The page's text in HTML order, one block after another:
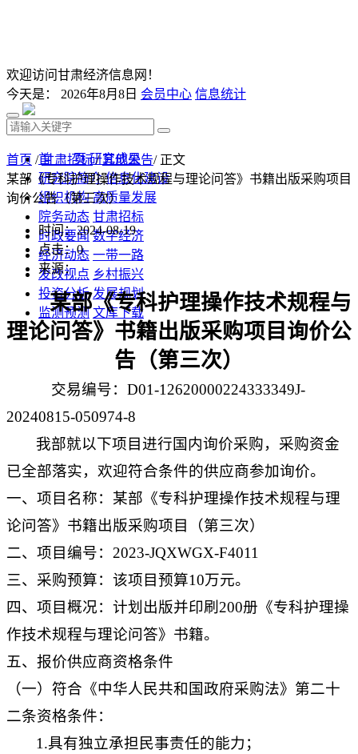
欢迎访问甘肃经济信息网！
今天是： 2026年8月8日 会员中心 信息统计
首 页 研究成果
研究院简介 信息化建设
组织机构 高质量发展
院务动态 甘肃招标
时政要闻 数字经济
经济动态 一带一路
发改视点 乡村振兴
投资分析 发展规划
监测预测 文库下载
首页 /甘肃招标/其他公告/ 正文
某部《专科护理操作技术规程与理论问答》书籍出版采购项目
询价公告（第三次）
时间：2024-08-19
点击：0
来源：
某部《专科护理操作技术规程与
理论问答》书籍出版采购项目询价公
告（第三次）
交易编号： D01-12620000224333349J-
20240815-050974-8
我部就以下项目进行国内询价采购，采购资金
已全部落实，欢迎符合条件的供应商参加询价。
一、项目名称： 某部《专科护理操作技术规程与理
论问答》书籍出版采购项目（第三次）
二、项目编号： 2023-JQXWGX-F4011
三、采购预算： 该项目预算10万元。
四、项目概况： 计划出版并印刷200册《专科护理操
作技术规程与理论问答》书籍。
五、报价供应商资格条件
（一）符合《中华人民共和国政府采购法》第二十
二条资格条件：
1.具有独立承担民事责任的能力；